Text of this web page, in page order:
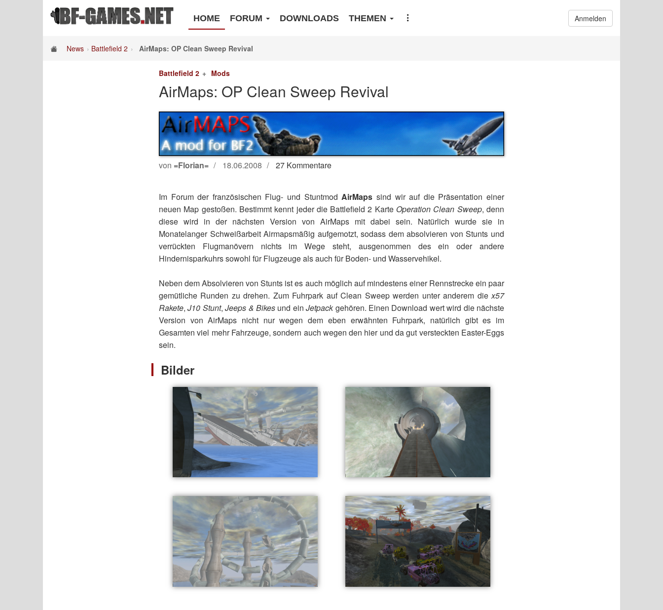
HOME FORUM DOWNLOADS THEMEN Anmelden
News Battlefield 2 AirMaps: OP Clean Sweep Revival
Battlefield 2 Mods
AirMaps: OP Clean Sweep Revival
von =Florian= 18.06.2008 27 Kommentare
Im Forum der französischen Flug- und StuntmodAirMaps sind wir auf die Präsentation einer
neuen Map gestoßen. Bestimmt kennt jeder die Battlefield 2 Karte Operation Clean Sweep, denn
diese wird in der nächsten Version von AirMaps mit dabei sein. Natürlich wurde sie in
Monatelanger Schweißarbeit Airmapsmäßig aufgemotzt, sodass dem absolvieren von Stunts und
verrückten Flugmanövern nichts im Wege steht, ausgenommen des ein oder andere
Hindernisparkuhrs sowohl für Flugzeuge als auch für Boden- und Wasservehikel.
Neben dem Absolvieren von Stunts ist es auch möglich auf mindestens einer Rennstrecke ein paar
gemütliche Runden zu drehen. Zum Fuhrpark auf Clean Sweep werden unter anderem diex57
Rakete,J10 Stunt,Jeeps & Bikes und einJetpackgehören. Einen Download wert wird die nächste
Version von AirMaps nicht nur wegen dem eben erwähnten Fuhrpark, natürlich gibt es im
Gesamten viel mehr Fahrzeuge, sondern auch wegen den hier und da gut versteckten Easter-Eggs
sein.
Bilder